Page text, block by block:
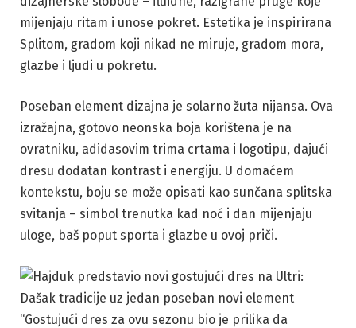
mijenjaju ritam i unose pokret. Estetika je inspirirana
Splitom, gradom koji nikad ne miruje, gradom mora,
glazbe i ljudi u pokretu.
Poseban element dizajna je solarno žuta nijansa. Ova
izražajna, gotovo neonska boja korištena je na
ovratniku, adidasovim trima crtama i logotipu, dajući
dresu dodatan kontrast i energiju. U domaćem
kontekstu, boju se može opisati kao sunčana splitska
svitanja – simbol trenutka kad noć i dan mijenjaju
uloge, baš poput sporta i glazbe u ovoj priči.
“Gostujući dres za ovu sezonu bio je prilika da